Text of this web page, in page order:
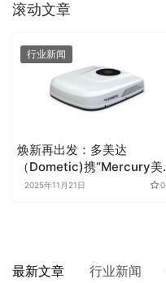
滚动文章
行业新闻
焕新再出发：多美达
（Dometic)携“Mercury美
睿”，重启中国卡车驻车空调
2025年11月21日 0
最新文章 行业新闻